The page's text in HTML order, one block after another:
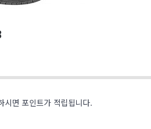
시면 포인트가 적립됩니다.